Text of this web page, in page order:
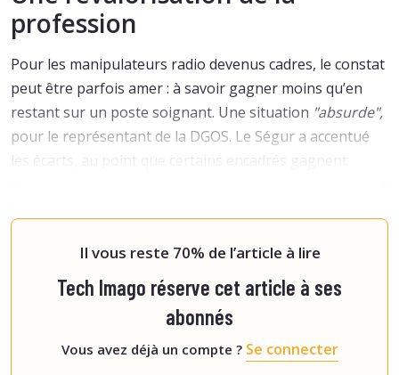
profession
Pour les manipulateurs radio devenus cadres, le constat
peut être parfois amer : à savoir gagner moins qu’en
restant sur un poste soignant. Une situation "absurde",
pour le représentant de la DGOS. Le Ségur a accentué
les écarts, au point que certains encadrés gagnent
Il vous reste 70% de l’article à lire
Tech Imago réserve cet article à ses
abonnés
Vous avez déjà un compte ? Se connecter